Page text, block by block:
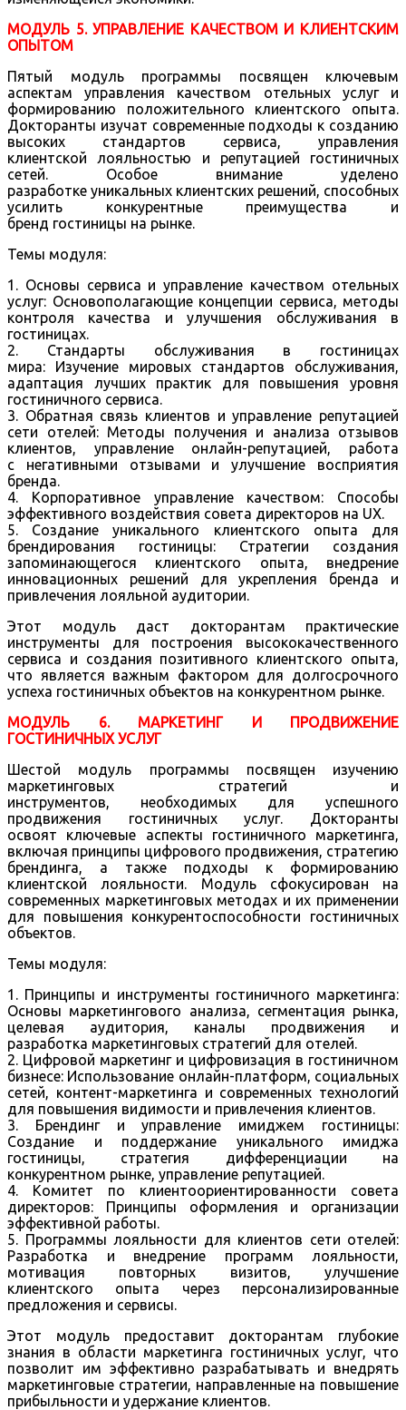
МОДУЛЬ 5. УПРАВЛЕНИЕ КАЧЕСТВОМ И КЛИЕНТСКИМ
ОПЫТОМ
Пятый модуль программы посвящен ключевым
аспектам управления качеством отельных услуг и
формированию положительного клиентского опыта.
Докторанты изучат современные подходы к созданию
высоких стандартов сервиса, управления
клиентской лояльностью и репутацией гостиничных
сетей. Особое внимание уделено
разработке уникальных клиентских решений, способных
усилить конкурентные преимущества и
бренд гостиницы на рынке.
Темы модуля:
1. Основы сервиса и управление качеством отельных
услуг: Основополагающие концепции сервиса, методы
контроля качества и улучшения обслуживания в
гостиницах.
2. Стандарты обслуживания в гостиницах
мира: Изучение мировых стандартов обслуживания,
адаптация лучших практик для повышения уровня
гостиничного сервиса.
3. Обратная связь клиентов и управление репутацией
сети отелей: Методы получения и анализа отзывов
клиентов, управление онлайн-репутацией, работа
с негативными отзывами и улучшение восприятия
бренда.
4. Корпоративное управление качеством: Способы
эффективного воздействия совета директоров на UX.
5. Создание уникального клиентского опыта для
брендирования гостиницы: Стратегии создания
запоминающегося клиентского опыта, внедрение
инновационных решений для укрепления бренда и
привлечения лояльной аудитории.
Этот модуль даст докторантам практические
инструменты для построения высококачественного
сервиса и создания позитивного клиентского опыта,
что является важным фактором для долгосрочного
успеха гостиничных объектов на конкурентном рынке.
МОДУЛЬ 6. МАРКЕТИНГ И ПРОДВИЖЕНИЕ
ГОСТИНИЧНЫХ УСЛУГ
Шестой модуль программы посвящен изучению
маркетинговых стратегий и
инструментов, необходимых для успешного
продвижения гостиничных услуг. Докторанты
освоят ключевые аспекты гостиничного маркетинга,
включая принципы цифрового продвижения, стратегию
брендинга, а также подходы к формированию
клиентской лояльности. Модуль сфокусирован на
современных маркетинговых методах и их применении
для повышения конкурентоспособности гостиничных
объектов.
Темы модуля:
1. Принципы и инструменты гостиничного маркетинга:
Основы маркетингового анализа, сегментация рынка,
целевая аудитория, каналы продвижения и
разработка маркетинговых стратегий для отелей.
2. Цифровой маркетинг и цифровизация в гостиничном
бизнесе: Использование онлайн-платформ, социальных
сетей, контент-маркетинга и современных технологий
для повышения видимости и привлечения клиентов.
3. Брендинг и управление имиджем гостиницы:
Создание и поддержание уникального имиджа
гостиницы, стратегия дифференциации на
конкурентном рынке, управление репутацией.
4. Комитет по клиентоориентированности совета
директоров: Принципы оформления и организации
эффективной работы.
5. Программы лояльности для клиентов сети отелей:
Разработка и внедрение программ лояльности,
мотивация повторных визитов, улучшение
клиентского опыта через персонализированные
предложения и сервисы.
Этот модуль предоставит докторантам глубокие
знания в области маркетинга гостиничных услуг, что
позволит им эффективно разрабатывать и внедрять
маркетинговые стратегии, направленные на повышение
прибыльности и удержание клиентов.